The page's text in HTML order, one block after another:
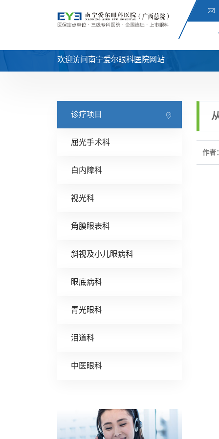
欢迎访问南宁爱尔眼科医院网站
诊疗项目
屈光手术科
白内障科
视光科
角膜眼表科
斜视及小儿眼病科
眼底病科
青光眼科
泪道科
中医眼科
作者